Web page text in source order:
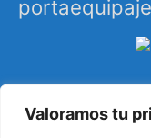
Valoramos tu